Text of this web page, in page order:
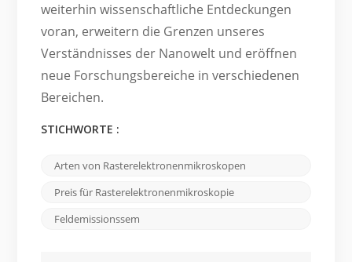
weiterhin wissenschaftliche Entdeckungen
voran, erweitern die Grenzen unseres
Verständnisses der Nanowelt und eröffnen
neue Forschungsbereiche in verschiedenen
Bereichen.
STICHWORTE :
Arten von Rasterelektronenmikroskopen
Preis für Rasterelektronenmikroskopie
Feldemissionssem